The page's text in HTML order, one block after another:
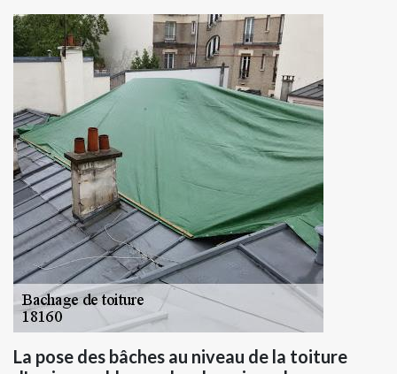
La pose des bâches au niveau de la toiture